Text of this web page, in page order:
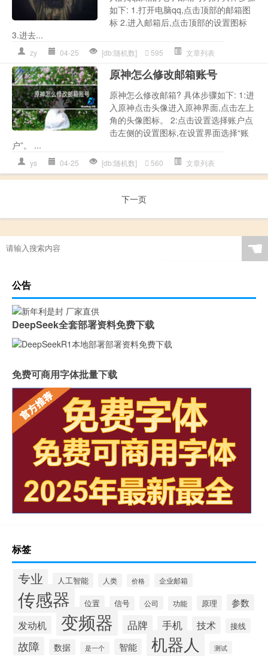
如下: 1.打开电脑qq,点击顶部的邮箱图
标 2.进入邮箱后,点击顶部的设置图标
3.进去...
zy 04-25 [db:随机数] 595 文章列表
原神怎么修改邮箱账号
原神怎么修改邮箱? 具体步骤如下: 1:进
入原神点击头像进入原神界面,点击左上
角的头像图标。 2:点击设置选择账户点
击左侧的设置图标,在设置界面选择“账
户”。 ...
ys 04-25 [db:随机数] 560 文章列表
下一页
☚
公告
DeepSeek全套部署资料免费下载
免费可商用字体批量下载
标签
专业 人工智能 人类 价格 企业邮箱
传感器 位置 信号 公司 功能 原理 参数
发动机 变频器 品牌 手机 技术 接线
故障 数据 是一个 智能 机器人 测试